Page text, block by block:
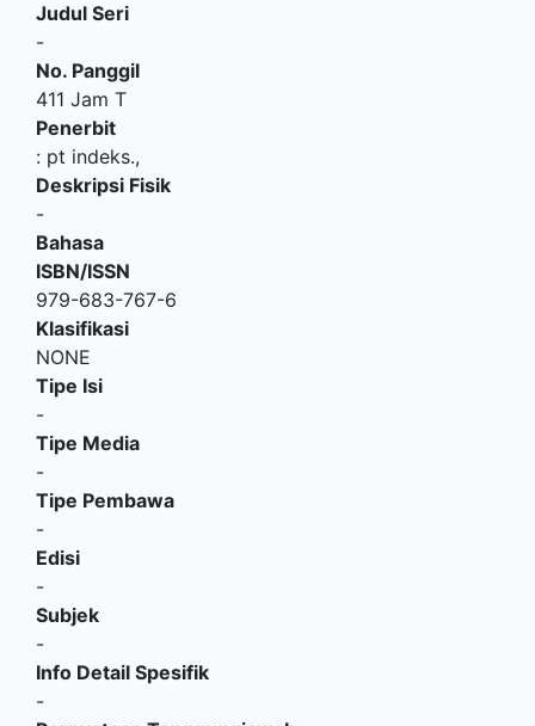
Judul Seri
-
No. Panggil
411 Jam T
Penerbit
: pt indeks.,
Deskripsi Fisik
-
Bahasa
ISBN/ISSN
979-683-767-6
Klasifikasi
NONE
Tipe Isi
-
Tipe Media
-
Tipe Pembawa
-
Edisi
-
Subjek
-
Info Detail Spesifik
-